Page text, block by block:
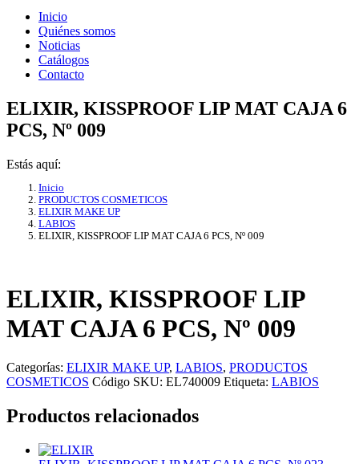
Inicio
Quiénes somos
Noticias
Catálogos
Contacto
ELIXIR, KISSPROOF LIP MAT CAJA 6
PCS, Nº 009
Estás aquí:
Inicio
PRODUCTOS COSMETICOS
ELIXIR MAKE UP
LABIOS
ELIXIR, KISSPROOF LIP MAT CAJA 6 PCS, Nº 009
ELIXIR, KISSPROOF LIP
MAT CAJA 6 PCS, Nº 009
Categorías: ELIXIR MAKE UP, LABIOS, PRODUCTOS
COSMETICOS Código SKU: EL740009 Etiqueta: LABIOS
Productos relacionados